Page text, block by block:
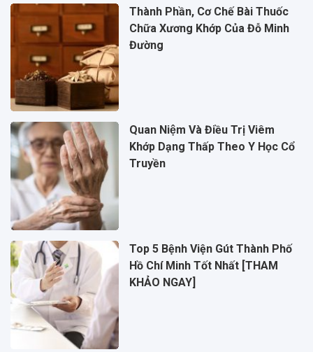
Thành Phần, Cơ Chế Bài Thuốc
Chữa Xương Khớp Của Đỗ Minh
Đường
Quan Niệm Và Điều Trị Viêm
Khớp Dạng Thấp Theo Y Học Cổ
Truyền
Top 5 Bệnh Viện Gút Thành Phố
Hồ Chí Minh Tốt Nhất [THAM
KHẢO NGAY]